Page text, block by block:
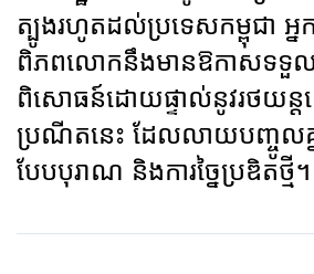
ត្បូងរហូតដល់ប្រទេសកម្ពុជា អ្ន
ពិភពលោកនឹងមានឱកាសទទួ
ពិសោធន៍ដោយផ្ទាល់នូវរថយន្ត
ប្រណីតនេះ ដែលលាយបញ្ចូលគ្នា
បែបបុរាណ និងការច្នៃប្រឌិតថ្មី។